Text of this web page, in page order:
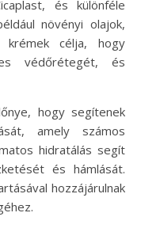
és különféle
növényi olajok,
célja, hogy
védőrétegét, és
hogy segítenek
amely számos
hidratálás segít
és hámlását.
hozzájárulnak